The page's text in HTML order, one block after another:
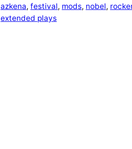
azkena, festival, mods, nobel,
extended plays